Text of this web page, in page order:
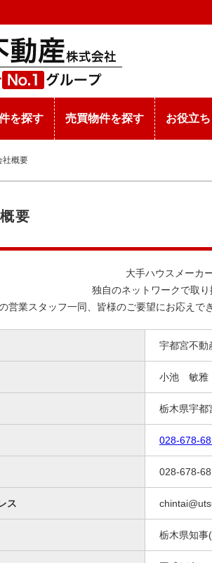
を探す 売買物件を探す お役立
社概要
要
大手ハウスメーカ
独自のネットワークで取
営業スタッフ一同、皆様のご要望にお応えで
宇都宮不動
小池 敏雅
栃木県宇
028-678-
028-678-
ス
栃木県知事